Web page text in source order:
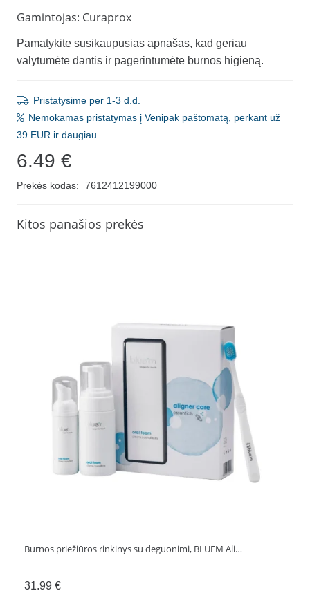
Gamintojas: Curaprox
Pamatykite susikaupusias apnašas, kad geriau
valytumėte dantis ir pagerintumėte burnos higieną.
Pristatysime per 1-3 d.d.
Nemokamas pristatymas į Venipak paštomatą, perkant už
39 EUR ir daugiau.
6.49 €
Prekės kodas: 7612412199000
Kitos panašios prekės
Burnos priežiūros rinkinys su deguonimi, BLUEM Ali…
31.99 €